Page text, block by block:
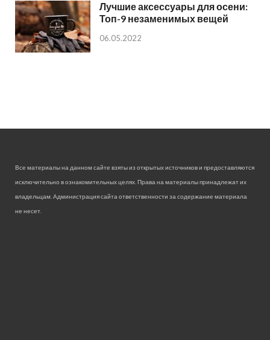
Лучшие аксессуары для осени:
Топ-9 незаменимых вещей
06.05.2022
Все материалы на данном сайте взяты из открытых источников и предоставляются
исключительно в ознакомительных целях. Права на материалы принадлежат их
владельцам. Администрация сайта ответственности за содержание материала
не несет.